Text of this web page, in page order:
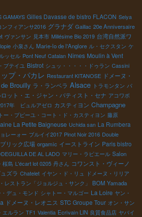
GAMAYS Gilles Davasse de bistro FLACON Seiya
ンフィアンサ2016 グラナダ Gaillac 20e Anniversaire
ヴァンサン 見本市 Millésime Bio 2019 台湾自然派ワ
小泉さん Marie-lo de l'Anglore ル・セクスタン ケ
ッセル Pont Neuf Catalan Nîmes Moulin à Vent
ブテイユ Bistrot シュッ・・・・・ドゥラン Cassini
プ・パカレ Restaurant KITANOSE ドメーヌ・
Brouilly ラ・ランベラ Alsace トラモンタン パ
ット・エ・ジャン・バティスト・セナ アコワボ
年 ビュルアゼロ カスティヨン Champagne
ー・プピーユ・コート・ド・カスティヨン 藤原
La Petite Baigneuse Uchida san La Rumbera
レーォー ブルイイ2017 Pinot Noir 2016 Double
リック広場 orgamic イーストライン Paris bistro
DE AL LADO マリー・ラピエール Salon
桜島 L'écart lot 0205 丹さん コワンスト・ヴィーノ
ズラ Chatelet イヤン・ド・リュ ドメーヌ・リリア
レストラン「ジョルジュ・サンク」
BOM Yamada
デュ・モンド シャトー・マルゴー La Loire ヤン・
ドメーヌ・レオニス STC Groupe Tour オン・サン
エルラン TF1 Valentia Ecrivain LIN 良質食品店 ヤバイ